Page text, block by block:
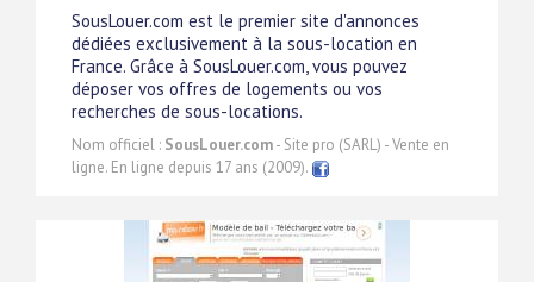
SousLouer.com est le premier site d'annonces
dédiées exclusivement à la sous-location en
France. Grâce à SousLouer.com, vous pouvez
déposer vos offres de logements ou vos
recherches de sous-locations.
Nom officiel : SousLouer.com- Site pro (SARL) - Vente en
ligne. En ligne depuis 17 ans (2009).